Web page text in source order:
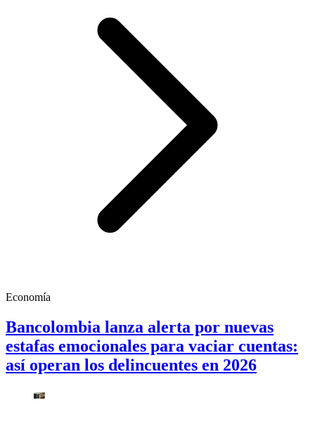
Economía
Bancolombia lanza alerta por nuevas
estafas emocionales para vaciar cuentas:
así operan los delincuentes en 2026